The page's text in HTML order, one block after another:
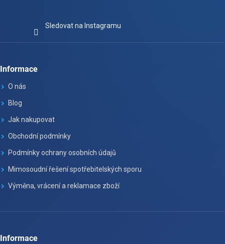
Sledovat na Instagramu
Informace
O nás
Blog
Jak nakupovat
Obchodní podmínky
Podmínky ochrany osobních údajů
Mimosoudní řešení spotřebitelských sporu
Výměna, vrácení a reklamace zboží
Informace